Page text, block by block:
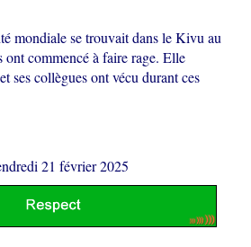
mondiale se trouvait dans le Kivu au
ont commencé à faire rage. Elle
ses collègues ont vécu durant ces
21 février 2025